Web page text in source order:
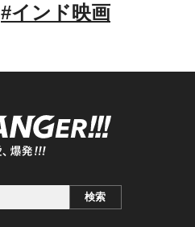
#インド映画